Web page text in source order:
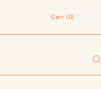
ショナーサンプル（２種）プレ
ュアクラリファイングマスク
トプレゼント中！
Cart (0)